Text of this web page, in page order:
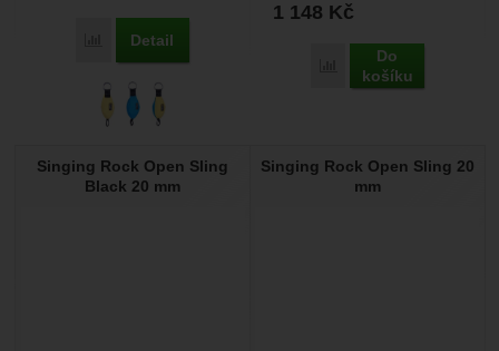
Přidat 'Singing Rock Treemouse' k porovnání
Detail
1 148 Kč
Přidat 'Singing Rock
Do
košíku
Singing Rock Open Sling
Black 20 mm
Singing Rock Open Sling 20
mm